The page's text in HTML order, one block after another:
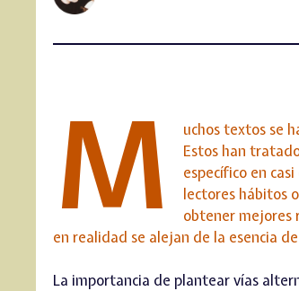
M
uchos textos se
Estos han
específico en
lectores hábitos
obtener mejores
en realidad se alejan de la esencia
La importancia de plantear vías